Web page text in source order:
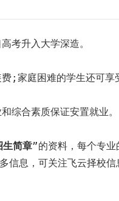
考升入大学深造。
;家庭困难的学生还可
综合素质保证安置就业。
生简章”的资料，每个专
信息，可关注飞云择校信